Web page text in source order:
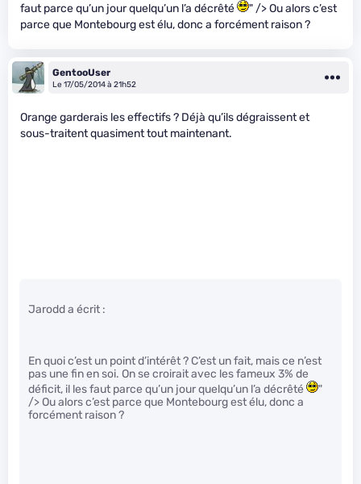
faut parce qu’un jour quelqu’un l’a décrêté
" /> Ou alors c’est
parce que Montebourg est élu, donc a forcément raison ?
GentooUser
Le 17/05/2014 à 21h52
Orange garderais les effectifs ? Déjà qu’ils dégraissent et
sous-traitent quasiment tout maintenant.
Jarodd a écrit :
En quoi c’est un point d’intérêt ? C’est un fait, mais ce n’est
pas une fin en soi. On se croirait avec les fameux 3% de
déficit, il les faut parce qu’un jour quelqu’un l’a décrêté
"
/> Ou alors c’est parce que Montebourg est élu, donc a
forcément raison ?